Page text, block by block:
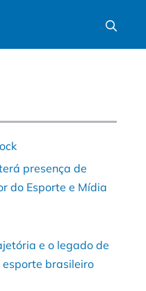
presença de
do Esporte e Mídia
e o legado de
esporte brasileiro